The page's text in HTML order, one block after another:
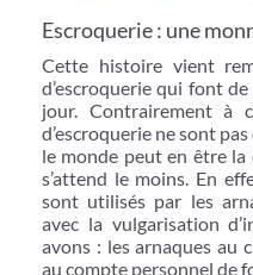
Escroquerie : une
Cette histoire vient
d’escroquerie qui font
jour. Contrairement à
d’escroquerie ne sont
le monde peut en être la
s’attend le moins. En
sont utilisés par les
avec la vulgarisation
avons : les arnaques au
au compte personnel de